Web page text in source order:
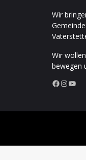
Wir
Wir
bewegen
Facebook InstagramYouTube